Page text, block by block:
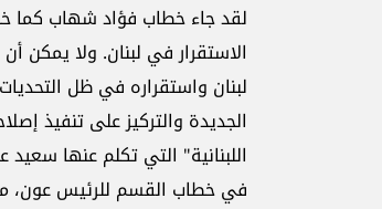
لقد جاء خطاب فؤاد شهاب كما
الاستقرار في لبنان. ولا يمكن
لبنان واستقراره في ظل
الجديدة والتركيز على تنفيذ
اللبنانية" التي تكلم عنها
في خطاب القسم للرئيس عون،